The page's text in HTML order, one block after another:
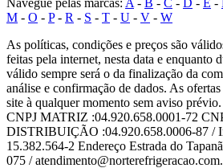
M - O - P- R - S - T - U - V - W
As políticas, condições e preços são
feitas pela internet, nesta data e enquanto
válido sempre será o da finalização da
análise e confirmação de dados. As
site à qualquer momento sem aviso
CNPJ MATRIZ :04.920.658.0001-72
DISTRIBUIÇÃO :04.920.658.0006-87 /
15.382.564-2 Endereço Estrada do
075 /